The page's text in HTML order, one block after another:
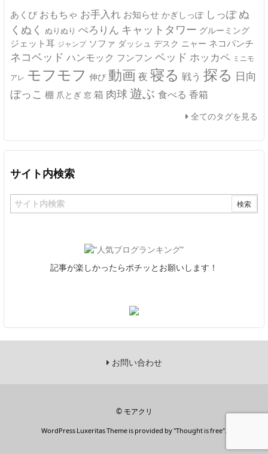
あくび おもちゃ お手入れ お知らせ かぎしっぽ しっぽ ぬ
くぬく ぬりぬり ぺろりん キャットタワー グルーミング
ジェット耳 ジャンプ ソファ ダッシュ デスク ニャー ネコパンチ
ネコベッド ハンモック フンフン ベッド ホッカペ ミニモ
アレ モフモフ 伸び 動画 夜 寝る 戦う 探る 日向
ぼっこ 棚 爪とぎ 窓 箱 肉球 遊ぶ 食べる 香箱
全てのタグを見る
サイト内検索
記事が楽しかったらポチッとお願いします！
お問い合わせ
© モアクリ
WordPress Luxeritas Theme is provided by "Thought is free".